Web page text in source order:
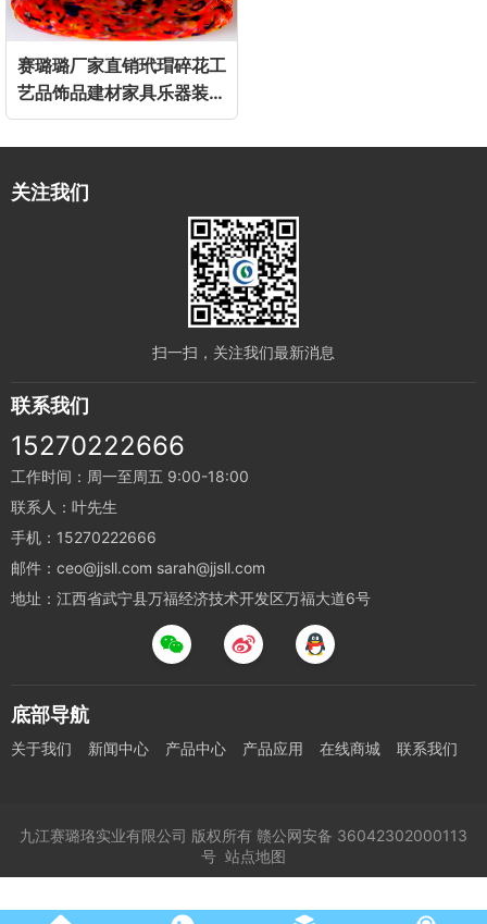
赛璐璐厂家直销玳瑁碎花工
艺品饰品建材家具乐器装饰
贴面板材
关注我们
扫一扫，关注我们最新消息
联系我们
15270222666
工作时间：周一至周五 9:00-18:00
联系人：叶先生
手机：15270222666
邮件：ceo@jjsll.com sarah@jjsll.com
地址：江西省武宁县万福经济技术开发区万福大道6号
底部导航
关于我们 新闻中心 产品中心 产品应用 在线商城 联系我们
九江赛璐珞实业有限公司 版权所有 赣公网安备 36042302000113
号 站点地图